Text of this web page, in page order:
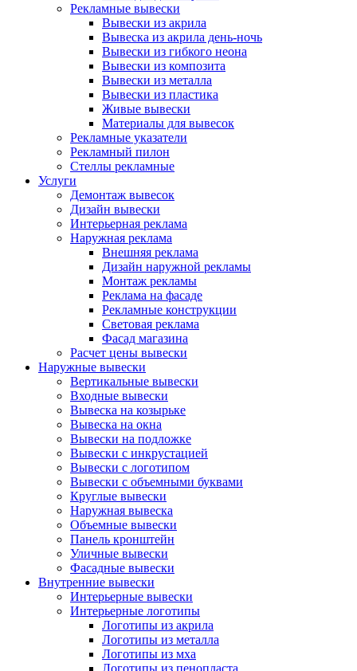
Рекламные вывески
Вывески из акрила
Вывеска из акрила день-ночь
Вывески из гибкого неона
Вывески из композита
Вывески из металла
Вывески из пластика
Живые вывески
Материалы для вывесок
Рекламные указатели
Рекламный пилон
Стеллы рекламные
Услуги
Демонтаж вывесок
Дизайн вывески
Интерьерная реклама
Наружная реклама
Внешняя реклама
Дизайн наружной рекламы
Монтаж рекламы
Реклама на фасаде
Рекламные конструкции
Световая реклама
Фасад магазина
Расчет цены вывески
Наружные вывески
Вертикальные вывески
Входные вывески
Вывеска на козырьке
Вывеска на окна
Вывески на подложке
Вывески с инкрустацией
Вывески с логотипом
Вывески с объемными буквами
Круглые вывески
Наружная вывеска
Объемные вывески
Панель кронштейн
Уличные вывески
Фасадные вывески
Внутренние вывески
Интерьерные вывески
Интерьерные логотипы
Логотипы из акрила
Логотипы из металла
Логотипы из мха
Логотипы из пенопласта